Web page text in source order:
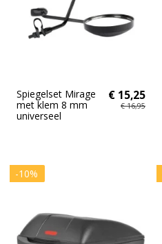
Spiegelset Mirage
met klem 8 mm
universeel
€ 15,25
€ 16,95
-10%